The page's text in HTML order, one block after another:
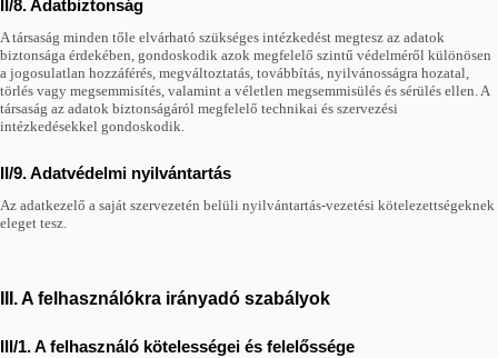
II/8. Adatbiztonság
A társaság minden tőle elvárható szükséges intézkedést megtesz az adatok
biztonsága érdekében, gondoskodik azok megfelelő szintű védelméről különösen
a jogosulatlan hozzáférés, megváltoztatás, továbbítás, nyilvánosságra hozatal,
törlés vagy megsemmisítés, valamint a véletlen megsemmisülés és sérülés ellen. A
társaság az adatok biztonságáról megfelelő technikai és szervezési
intézkedésekkel gondoskodik.
II/9. Adatvédelmi nyilvántartás
Az adatkezelő a saját szervezetén belüli nyilvántartás-vezetési kötelezettségeknek
eleget tesz.
III. A felhasználókra irányadó szabályok
III/1. A felhasználó kötelességei és felelőssége